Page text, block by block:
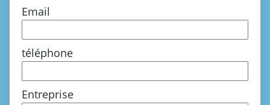
Email
téléphone
Entreprise